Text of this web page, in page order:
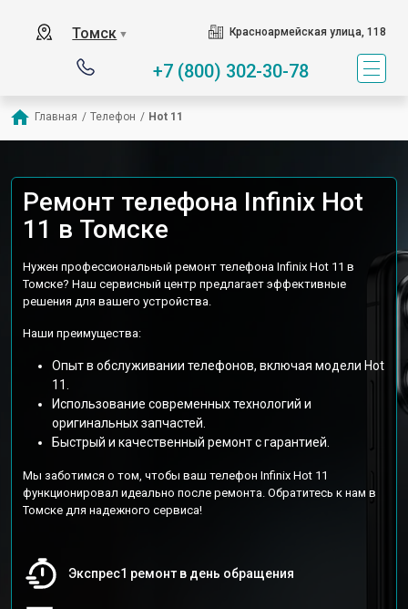
Томск ▼ Красноармейская улица, 118
+7 (800) 302-30-78
Главная / Телефон / Hot 11
Ремонт телефона Infinix Hot
11 в Томске
Нужен профессиональный ремонт телефона Infinix Hot 11 в
Томске? Наш сервисный центр предлагает эффективные
решения для вашего устройства.
Наши преимущества:
Опыт в обслуживании телефонов, включая модели Hot
11.
Использование современных технологий и
оригинальных запчастей.
Быстрый и качественный ремонт с гарантией.
Мы заботимся о том, чтобы ваш телефон Infinix Hot 11
функционировал идеально после ремонта. Обратитесь к нам в
Томске для надежного сервиса!
Экспрес1 ремонт в день обращения